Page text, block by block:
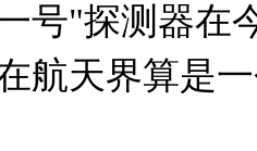
"探测器在今
航天界算是